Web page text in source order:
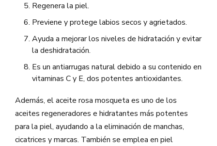
Regenera la piel.
Previene y protege labios secos y agrietados.
Ayuda a mejorar los niveles de hidratación y evitar
la deshidratación.
Es un antiarrugas natural debido a su contenido en
vitaminas C y E, dos potentes antioxidantes.
Además, el aceite rosa mosqueta es uno de los
aceites regeneradores e hidratantes más potentes
para la piel, ayudando a la eliminación de manchas,
cicatrices y marcas. También se emplea en piel